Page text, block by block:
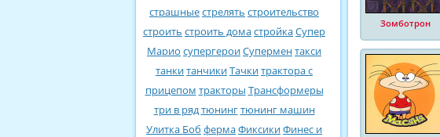
страшныестрелять строительство
строить строить домастройкаСупер
Марио супергероиСуперментакси
танкитанчикиТачкитрактора с
прицепом тракторы Трансформеры
три в рядтюнингтюнинг машин
Улитка Боб фермаФиксикиФинес и
Зомботрон